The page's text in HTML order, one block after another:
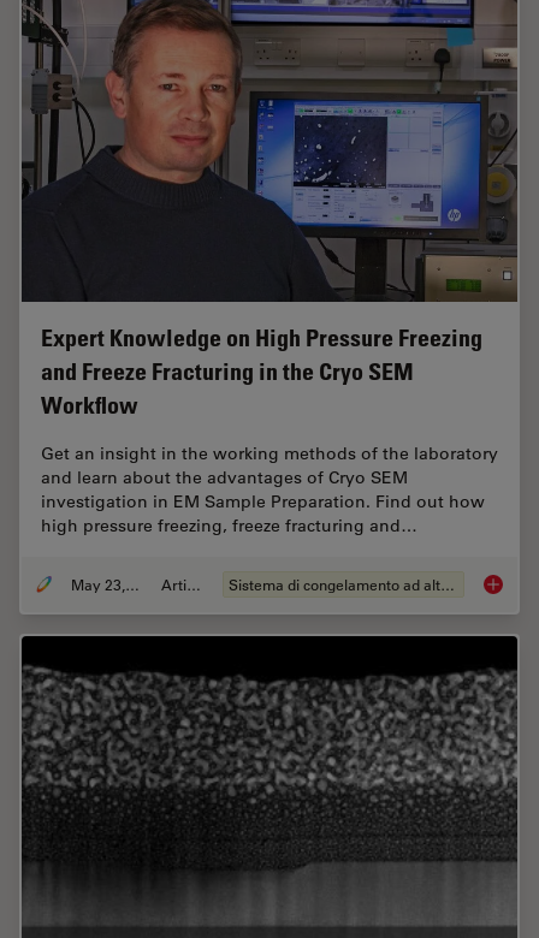
Expert Knowledge on High Pressure Freezing
and Freeze Fracturing in the Cryo SEM
Workflow
Get an insight in the working methods of the laboratory
and learn about the advantages of Cryo SEM
investigation in EM Sample Preparation. Find out how
high pressure freezing, freeze fracturing and…
May 23, 2019 Articolo Sistema di congelamento ad alta pressione Expert